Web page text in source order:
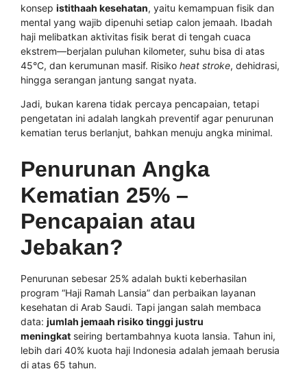
konsep istithaah kesehatan, yaitu kemampuan fisik dan
mental yang wajib dipenuhi setiap calon jemaah. Ibadah
haji melibatkan aktivitas fisik berat di tengah cuaca
ekstrem—berjalan puluhan kilometer, suhu bisa di atas
45°C, dan kerumunan masif. Risiko heat stroke, dehidrasi,
hingga serangan jantung sangat nyata.
Jadi, bukan karena tidak percaya pencapaian, tetapi
pengetatan ini adalah langkah preventif agar penurunan
kematian terus berlanjut, bahkan menuju angka minimal.
Penurunan Angka
Kematian 25% –
Pencapaian atau
Jebakan?
Penurunan sebesar 25% adalah bukti keberhasilan
program “Haji Ramah Lansia” dan perbaikan layanan
kesehatan di Arab Saudi. Tapi jangan salah membaca
data: jumlah jemaah risiko tinggi justru
meningkat seiring bertambahnya kuota lansia. Tahun ini,
lebih dari 40% kuota haji Indonesia adalah jemaah berusia
di atas 65 tahun.